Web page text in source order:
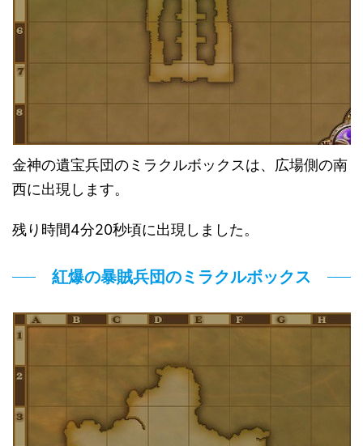
金神の遺宝兵団のミラクルボックスは、広場側の南
西に出現します。
残り時間4分20秒頃に出現しました。
紅爆の暴賊兵団のミラクルボックス